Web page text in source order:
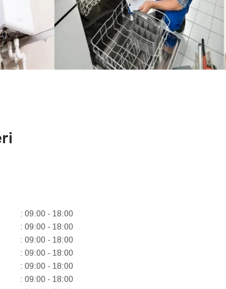
: 09:00 - 18:00
: 09:00 - 18:00
: 09:00 - 18:00
: 09:00 - 18:00
: 09:00 - 18:00
: 09:00 - 18:00